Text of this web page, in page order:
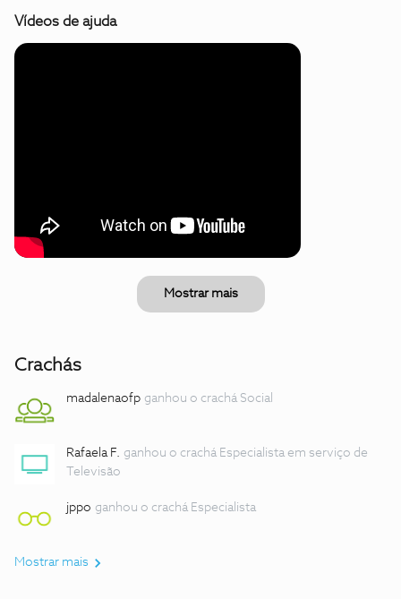
Vídeos de ajuda
Mostrar mais
Crachás
madalenaofp ganhou o crachá Social
Rafaela F. ganhou o crachá Especialista em serviço de
Televisão
jppo ganhou o crachá Especialista
Mostrar mais